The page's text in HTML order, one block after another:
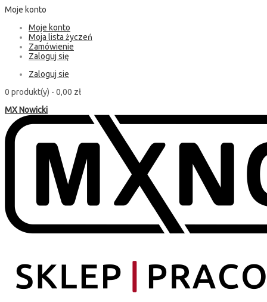
Moje konto
Moje konto
Moja lista życzeń
Zamówienie
Zaloguj się
Zaloguj sie
0 produkt(y) - 0,00 zł
MX Nowicki